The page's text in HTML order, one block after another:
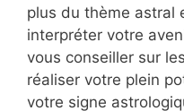
plus du thème astral
interpréter votre
vous conseiller sur
réaliser votre plein
votre signe